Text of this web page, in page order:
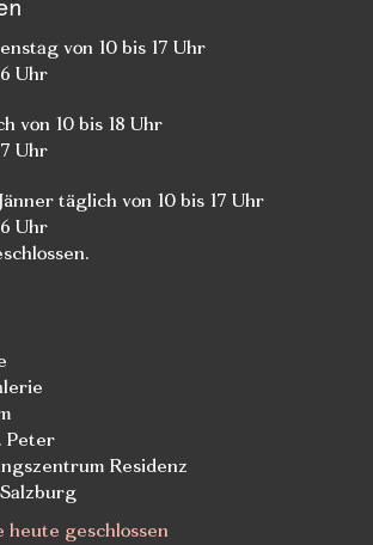
von 10 bis 17 Uhr
Uhr
von 10 bis 18 Uhr
Uhr
täglich von 10 bis 17 Uhr
Uhr
Peter
Residenz
heute geschlossen